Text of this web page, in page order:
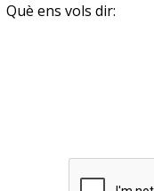
Què ens vols dir: